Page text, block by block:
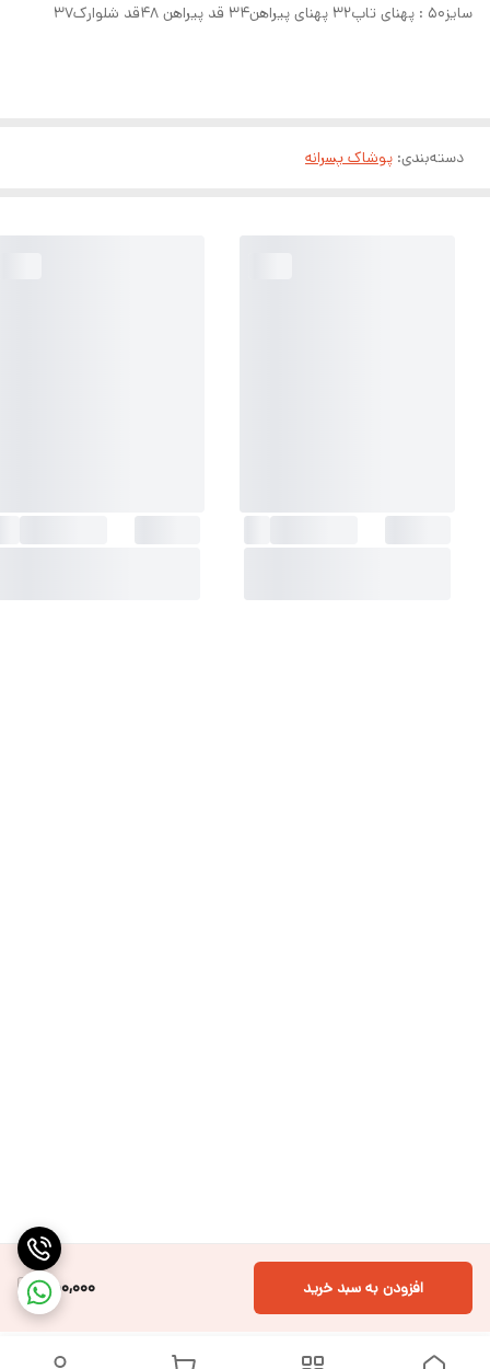
850,000 افزودن به سبد خرید
سایز۵۰ : پهنای تاپ۳۲ پهنای پیراهن۳۴ قد پیراهن ۴۸قد شلوارک۳۷
دسته‌بندی: پوشاک پسرانه